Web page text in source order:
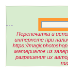
Перепечатка и
интернете при
https://
материалов из
разрешения их